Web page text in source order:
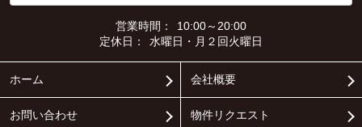
営業時間：
10:00～20:00
定休日：
水曜日・月２回火曜日
ホーム 会社概要
お問い合わせ 物件リクエスト